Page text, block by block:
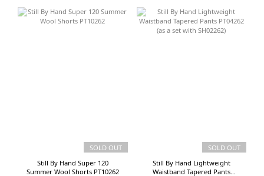
SOLD OUT
Still By Hand Super 120
Summer Wool Shorts PT10262
SOLD OUT
Still By Hand Lightweight
Waistband Tapered Pants